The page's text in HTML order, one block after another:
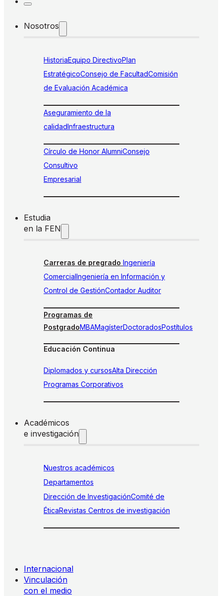
Nosotros
HistoriaEquipo DirectivoPlan
EstratégicoConsejo de FacultadComisión
de Evaluación Académica
Aseguramiento de la
calidadInfraestructura
Círculo de Honor AlumniConsejo
Consultivo
Empresarial
Estudia
en la FEN
Carreras de pregrado Ingeniería
ComercialIngeniería en Información y
Control de GestiónContador Auditor
Programas de
PostgradoMBAMagísterDoctoradosPostítulos
Educación Continua
Diplomados y cursosAlta Dirección
Programas Corporativos
Académicos
e investigación
Nuestros académicos
Departamentos
Dirección de InvestigaciónComité de
ÉticaRevistas Centros de investigación
Internacional
Vinculación
con el medio